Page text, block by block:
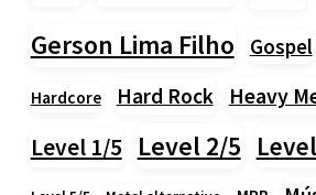
Gerson Lima Filho Gospel
Hardcore Hard Rock Heavy
Level 1/5 Level 2/5